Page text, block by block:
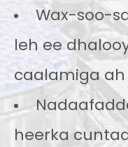
Wax-soo-
leh ee
caalamiga ah
heerka